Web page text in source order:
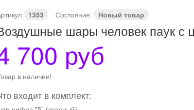
1353 Состояние: Новый товар
шары человек паук с
700 руб
в наличии!
входит в комплект: